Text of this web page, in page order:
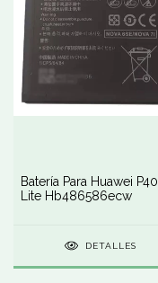
Batería Para Huawei P40
Lite Hb486586ecw
DETALLES